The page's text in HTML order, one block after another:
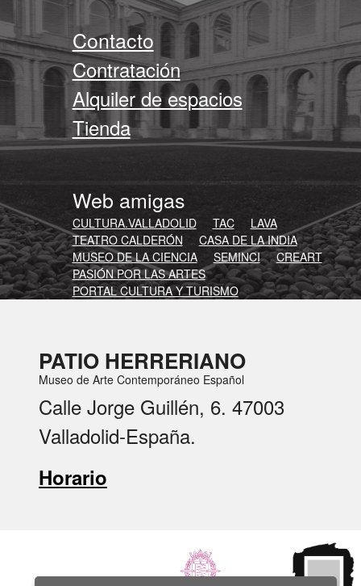
Contacto
Contratación
Alquiler de espacios
Tienda
Web amigas
CULTURA.VALLADOLID TAC
LAVA
TEATRO CALDERÓN
CASA DE LA INDIA
MUSEO DE LA CIENCIA
SEMINCI
CREART
PASIÓN POR LAS ARTES
PORTAL CULTURA Y TURISMO
PATIO HERRERIANO
Museo de Arte Contemporáneo Español
Calle Jorge Guillén, 6. 47003
Valladolid-España.
Horario